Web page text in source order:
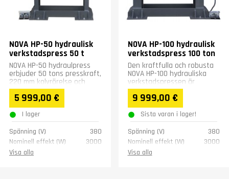
NOVA HP-50 hydraulisk
verkstadspress 50 t
NOVA HP-50 hydraulpress
erbjuder 50 tons presskraft,
220 mm kolvrörelse och
enkel bordshöjdsjustering.
Den kompakta pressen...
5 999,00 €
I lager
Spänning (V)
380
Nominell effekt (W)
3000
Press kraft (ton)
Visa alla
NOVA HP-100 hydraulisk
verkstadspress 100 ton
Den kraftfulla och robusta
NOVA HP-100 hydrauliska
verkstadspressen är
konstruerad för att möta
behoven i större...
9 999,00 €
Sista varan i lager!
Spänning (V)
380
Nominell effekt (W)
3000
Press kraft (ton)
Visa alla